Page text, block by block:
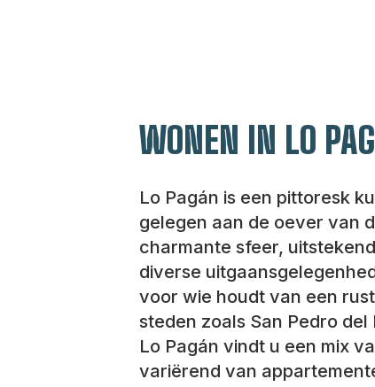
WONEN IN LO
Lo Pagán is een pittoresk
gelegen aan de oever van
charmante sfeer,
diverse
voor wie houdt van een
steden zoals San Pedro
Lo Pagán vindt u een mix
variërend van